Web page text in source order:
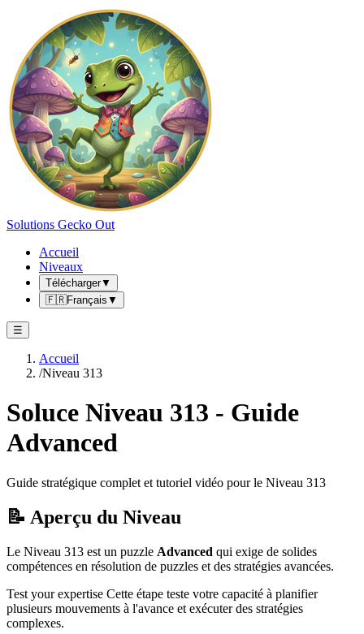
Solutions Gecko Out
Accueil
Niveaux
Télécharger▼
🇫🇷Français ▼
☰
Accueil
/Niveau 313
Soluce Niveau 313 - Guide
Advanced
Guide stratégique complet et tutoriel vidéo pour le Niveau 313
📝 Aperçu du Niveau
Le Niveau 313 est un puzzle Advanced qui exige de solides
compétences en résolution de puzzles et des stratégies avancées.
Test your expertise Cette étape teste votre capacité à planifier
plusieurs mouvements à l'avance et exécuter des stratégies
complexes.